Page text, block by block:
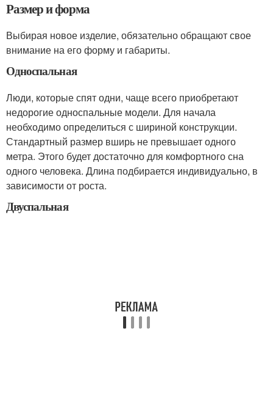
Размер и форма
Выбирая новое изделие, обязательно обращают свое
внимание на его форму и габариты.
Односпальная
Люди, которые спят одни, чаще всего приобретают
недорогие односпальные модели. Для начала
необходимо определиться с шириной конструкции.
Стандартный размер вширь не превышает одного
метра. Этого будет достаточно для комфортного сна
одного человека. Длина подбирается индивидуально, в
зависимости от роста.
Двуспальная